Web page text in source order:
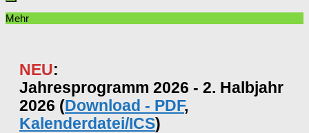
Mehr
NEU:
Jahresprogramm 2026 - 2. Halbjahr
2026 (Download - PDF,
Kalenderdatei/ICS)